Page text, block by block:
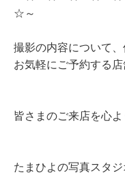
☆～
撮影の内容について
お気軽にご予約する
皆さまのご来店を心
たまひよの写真スタ